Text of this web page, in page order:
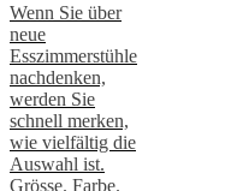
Wenn Sie über
neue
Esszimmerstühle
nachdenken,
werden Sie
schnell merken,
wie vielfältig die
Auswahl ist.
Grösse. Farbe.